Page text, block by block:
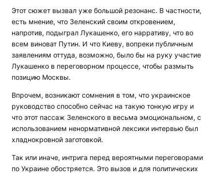
Этот сюжет вызвал уже большой резонанс. В частности,
есть мнение, что Зеленский своим откровением,
напротив, подыграл Лукашенко, его нарративу, что во
всем виноват Путин. И что Киеву, вопреки публичным
заявлениям оттуда, возможно, было бы на руку участие
Лукашенко в переговорном процессе, чтобы размыть
позицию Москвы.
Впрочем, возникают сомнения в том, что украинское
руководство способно сейчас на такую тонкую игру и
что этот пассаж Зеленского в весьма эмоциональном, с
использованием ненормативной лексики интервью был
хладнокровной заготовкой.
Так или иначе, интрига перед вероятными переговорами
по Украине обостряется. Это вызов и для политических